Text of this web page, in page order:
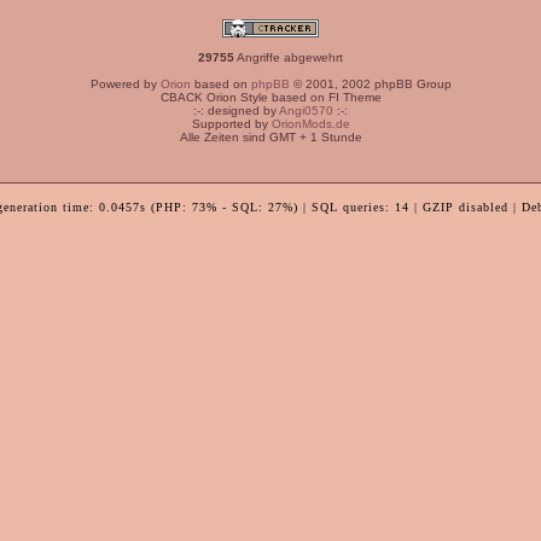
29755Angriffe abgewehrt
Powered by Orion based on phpBB © 2001, 2002 phpBB Group
CBACK Orion Style based on FI Theme
:-: designed byAngi0570 :-:
Supported by OrionMods.de
Alle Zeiten sind GMT + 1 Stunde
time: 0.0457s (PHP: 73% - SQL: 27%) | SQL queries: 14 | GZIP disabled |